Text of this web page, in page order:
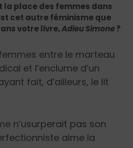
la place des femmes dans
cet autre féminisme que
votre livre,Adieu Simone?
entre le marteau
et l’enclume d’un
fait, d’ailleurs, le lit
n’usurperait pas son
aime la